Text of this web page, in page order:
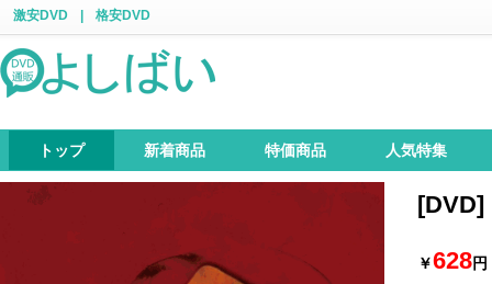
激安DVD 格安DVD
トップ 新着商品 特価商品 人気特集
[DVD]
￥628円